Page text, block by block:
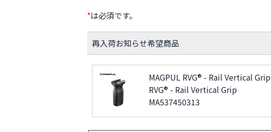
*は必須です。
再入荷お知らせ希望商品
MAGPUL RVG® - Rail Vertical Grip
RVG® - Rail Vertical Grip
MA537450313